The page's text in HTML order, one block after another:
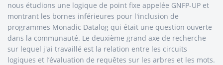
nous étudions une logique de point fixe appelée GNFP-UP et
montrant les bornes inférieures pour l'inclusion de
programmes Monadic Datalog qui était une question ouverte
dans la communauté. Le deuxième grand axe de recherche
sur lequel j'ai travaillé est la relation entre les circuits
logiques et l’évaluation de requêtes sur les arbres et les mots.